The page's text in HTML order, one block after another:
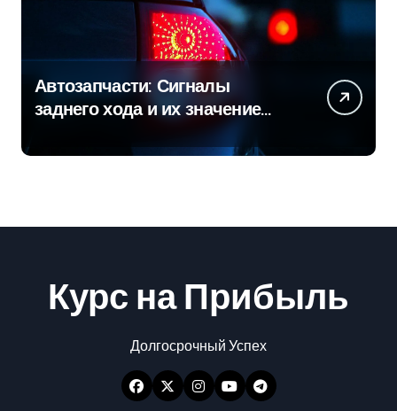
Автозапчасти: Сигналы
заднего хода и их значение
для безопасности на дороге
Курс на Прибыль
Долгосрочный Успех